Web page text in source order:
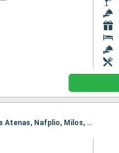
Itinerário : Pireus Atenas, Nafplio, Milos, Heraklion, Rodas, Kusadasi, Mykonos, Pireus Atenas, Nafplio, Milos, Heraklion, Rodas, Kusadasi, Mykonos, Pireus Atenas